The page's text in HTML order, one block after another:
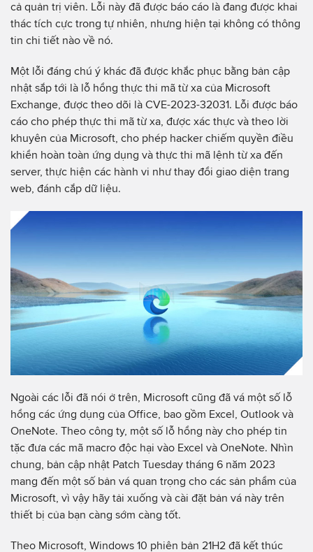
cả quản trị viên. Lỗi này đã được báo cáo là đang được khai
thác tích cực trong tự nhiên, nhưng hiện tại không có thông
tin chi tiết nào về nó.
Một lỗi đáng chú ý khác đã được khắc phục bằng bản cập
nhật sắp tới là lỗ hổng thực thi mã từ xa của Microsoft
Exchange, được theo dõi là CVE-2023-32031. Lỗi được báo
cáo cho phép thực thi mã từ xa, được xác thực và theo lời
khuyên của Microsoft, cho phép hacker chiếm quyền điều
khiển hoàn toàn ứng dụng và thực thi mã lệnh từ xa đến
server, thực hiện các hành vi như thay đổi giao diện trang
web, đánh cắp dữ liệu.
Ngoài các lỗi đã nói ở trên, Microsoft cũng đã vá một số lỗ
hổng các ứng dụng của Office, bao gồm Excel, Outlook và
OneNote. Theo công ty, một số lỗ hổng này cho phép tin
tặc đưa các mã macro độc hại vào Excel và OneNote. Nhìn
chung, bản cập nhật Patch Tuesday tháng 6 năm 2023
mang đến một số bản vá quan trọng cho các sản phẩm của
Microsoft, vì vậy hãy tải xuống và cài đặt bản vá này trên
thiết bị của bạn càng sớm càng tốt.
Theo Microsoft, Windows 10 phiên bản 21H2 đã kết thúc